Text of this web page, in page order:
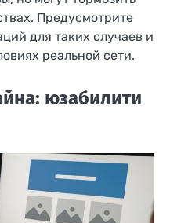
Предусмотрите
для таких случаев и
реальной сети.
юзабилити